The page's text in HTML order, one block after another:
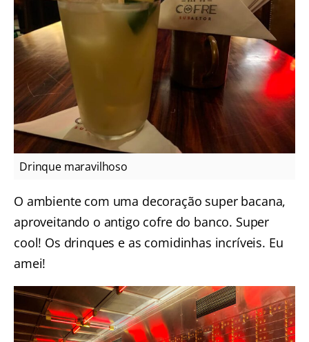
Drinque maravilhoso
O ambiente com uma decoração super bacana,
aproveitando o antigo cofre do banco. Super
cool! Os drinques e as comidinhas incríveis. Eu
amei!